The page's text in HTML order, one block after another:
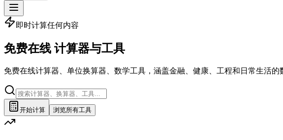
即时计算任何内容
免费在线 计算器与工具
免费在线计算器、单位换算器、数学工具，涵盖金融、健康、工程和日常生活的
开始计算 浏览所有工具